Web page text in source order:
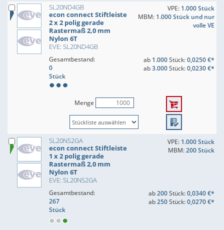
SL20ND4GB
econ connect Stiftleiste
2 x 2 polig gerade
Rastermaß 2,0 mm
Nylon 6T
EVE: SL20ND4GB
VPE: 1.000 Stück
MBM: 1.000 Stück und nur
volle VE
Gesamtbestand:
0
Stück
ab 1.000Stück:0,0250 €*
ab3.000Stück:0,0230 €*
Menge
SL20NS2GA
econ connect Stiftleiste
1 x 2 polig gerade
Rastermaß 2,0 mm
Nylon 6T
EVE: SL20NS2GA
VPE: 1.000 Stück
MBM:200 Stück
Gesamtbestand:
267
Stück
ab200Stück:0,0340 €*
ab250Stück:0,0270 €*